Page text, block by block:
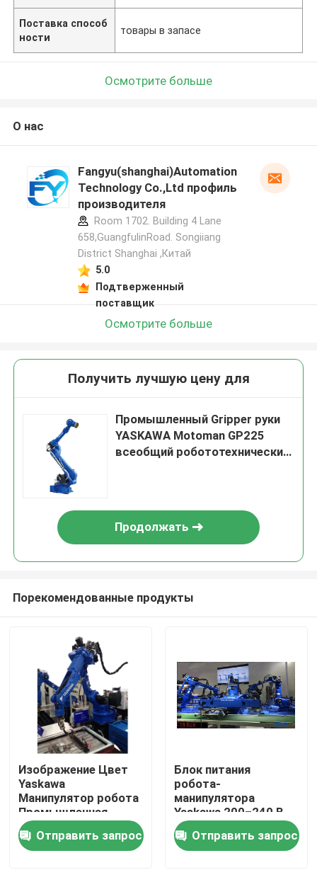
Дом
Продукты
Поставка способ
ности
товары в запасе
Осмотрите больше
О нас
Fangyu(shanghai)Automation
Technology Co.,Ltd профиль
производителя
Room 1702. Building 4 Lane
658,GuangfulinRoad. Songiiang
District Shanghai ,Китай
5.0
Подтверженный
поставщик
Осмотрите больше
Получить лучшую цену для
Промышленный Gripper руки
YASKAWA Motoman GP225
всеобщий робототехнический
Продолжать
Порекомендованные продукты
Изображение Цвет
Yaskawa
Манипулятор робота
Промышленная
автоматизация
Манипулятор робота
для промышленного
Отправить запрос
Блок питания
робота-
манипулятора
Yaskawa 200–240 В
переменного тока с
1-летней гарантией
на основные
Отправить запрос